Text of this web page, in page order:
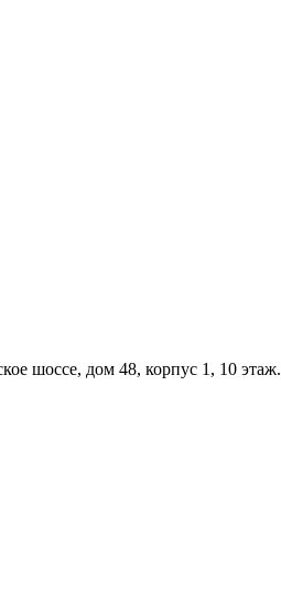
шоссе, дом 48, корпус 1, 10 этаж.